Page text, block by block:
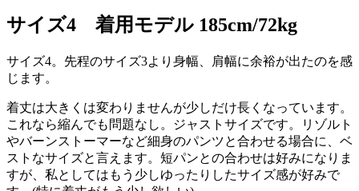
サイズ4 着用モデル 185cm/72kg
サイズ4。先程のサイズ3より身幅、肩幅に余裕が出たのを感
じます。
着丈は大きくは変わりませんが少しだけ長くなっています。
これなら縮んでも問題なし。ジャストサイズです。リゾルト
やバーンストーマーなど細身のパンツと合わせる場合に、ベ
ストなサイズと言えます。短パンとの合わせは好みになりま
すが、私としてはもう少しゆったりしたサイズ感が好みで